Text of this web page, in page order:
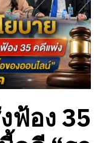
ฟ้อง 35